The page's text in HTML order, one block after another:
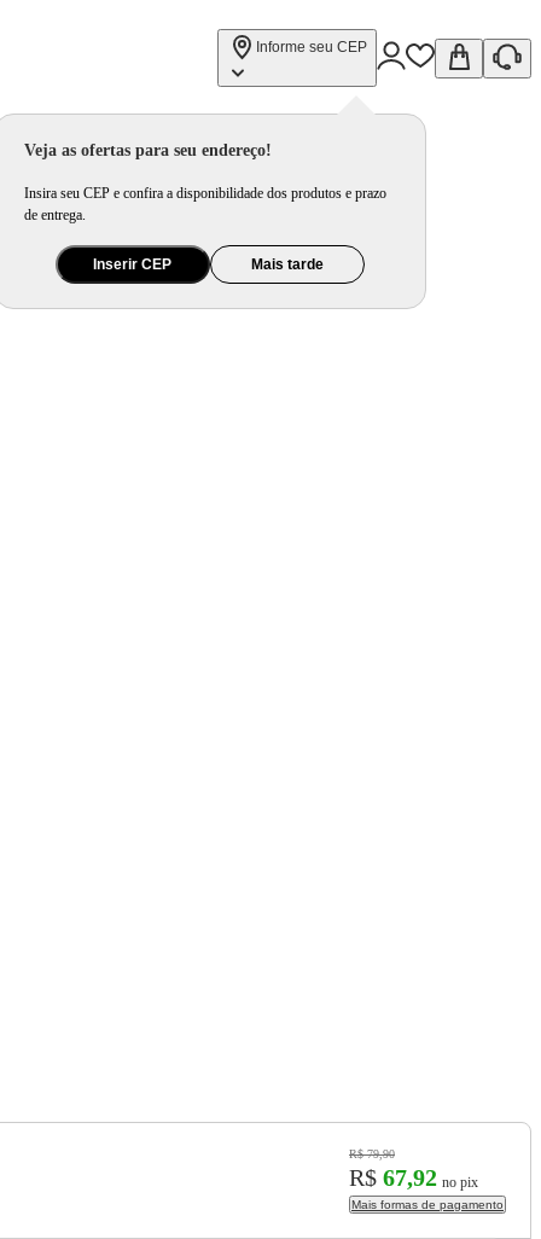
Informe seu CEP
Veja as ofertas para seu endereço!
Insira seu CEP e confira a disponibilidade dos produtos e prazo
de entrega.
Inserir CEP Mais tarde
R$ 79,90
R$ 67,92 no pix
Mais formas de pagamento